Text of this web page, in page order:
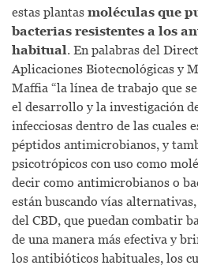
estas plantas moléculas que
bacterias resistentes a los
habitual. En palabras del
Aplicaciones Biotecnológicas y
Maffia “la línea de trabajo que
el desarrollo y la investigación
infecciosas dentro de las cuales
péptidos antimicrobianos, y
psicotrópicos con uso como
decir como antimicrobianos o
están buscando vías
del CBD, que puedan combatir
de una manera más efectiva y
los antibióticos habituales, los